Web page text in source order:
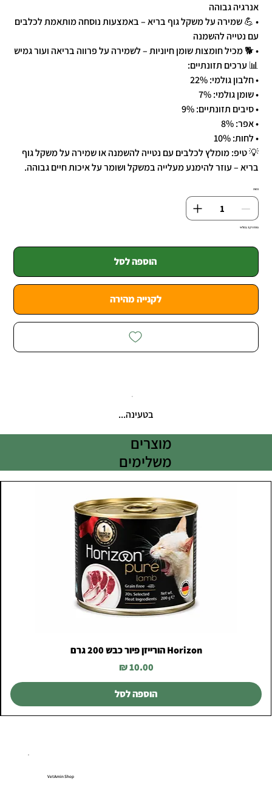
אנרגיה גבוהה
• 💪 שמירה על משקל גוף בריא – באמצעות נוסחה מותאמת לכלבים
עם נטייה להשמנה
• 🐕 מכיל חומצות שומן חיוניות – לשמירה על פרווה בריאה ועור גמיש
📊 ערכים תזונתיים:
• חלבון גולמי: 22%
• שומן גולמי: 7%
• סיבים תזונתיים: 9%
• אפר: 8%
• לחות: 10%
💡 טיפ: מומלץ לכלבים עם נטייה להשמנה או שמירה על משקל גוף
בריא – עוזר להימנע מעלייה במשקל ושומר על איכות חיים גבוהה.
כמות
נותרו רק 3 במלאי
הוספה לסל
לקנייה מהירה
בטעינה...
מוצרים
משלימים
Horizon הורייזן פיור כבש 200 גרם
מחיר
הוספה לסל
VetAmin Shop